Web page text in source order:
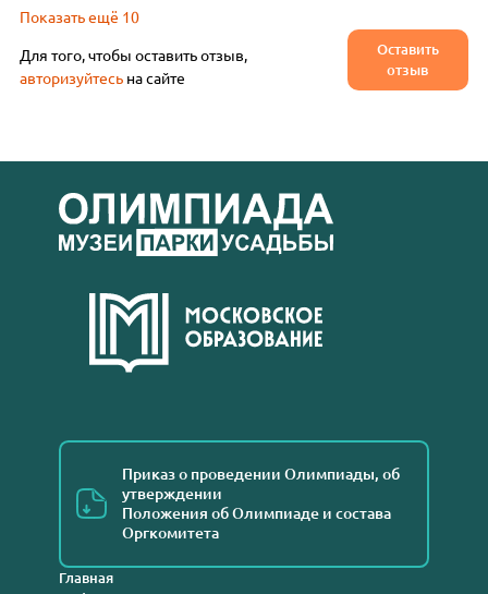
Показать ещё 10
Для того, чтобы оставить отзыв,
авторизуйтесь на сайте
Оставить
отзыв
Приказ о проведении Олимпиады, об
утверждении
Положения об Олимпиаде и состава
Оргкомитета
Главная